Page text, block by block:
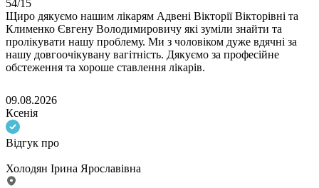
54/15
Щиро дякуємо нашим лікарям Адвені Вікторії Вікторівні та
Клименко Євгену Володимировичу які зуміли знайти та
пролікувати нашу проблему. Ми з чоловіком дуже вдячні за
нашу довгоочікувану вагітність. Дякуємо за професійне
обстеження та хороше ставлення лікарів.
09.08.2026
Ксенія
Відгук про
Холодян Ірина Ярославівна